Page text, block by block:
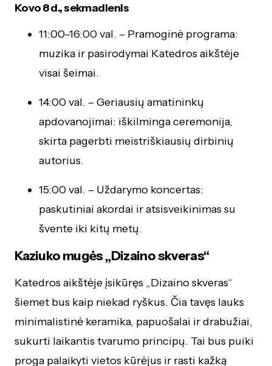
Kovo 8 d., sekmadienis
11:00–16:00 val. – Pramoginė programa:
muzika ir pasirodymai Katedros aikštėje
visai šeimai.
14:00 val. – Geriausių amatininkų
apdovanojimai: iškilminga ceremonija,
skirta pagerbti meistriškiausių dirbinių
autorius.
15:00 val. – Uždarymo koncertas:
paskutiniai akordai ir atsisveikinimas su
švente iki kitų metų.
Kaziuko mugės„Dizaino skveras“
Katedros aikštėje įsikūręs „Dizaino skveras“
šiemet bus kaip niekad ryškus. Čia tavęs lauks
minimalistinė keramika, papuošalai ir drabužiai,
sukurti laikantis tvarumo principų. Tai bus puiki
proga palaikyti vietos kūrėjus ir rasti kažką